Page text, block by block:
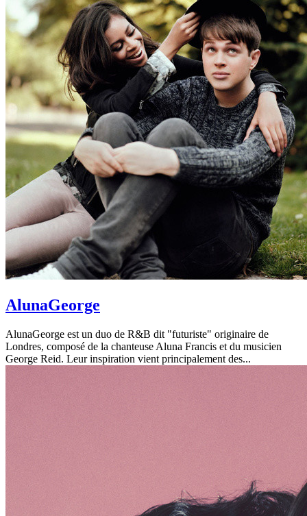
AlunaGeorge
AlunaGeorge est un duo de R&B dit "futuriste" originaire de
Londres, composé de la chanteuse Aluna Francis et du musicien
George Reid. Leur inspiration vient principalement des...